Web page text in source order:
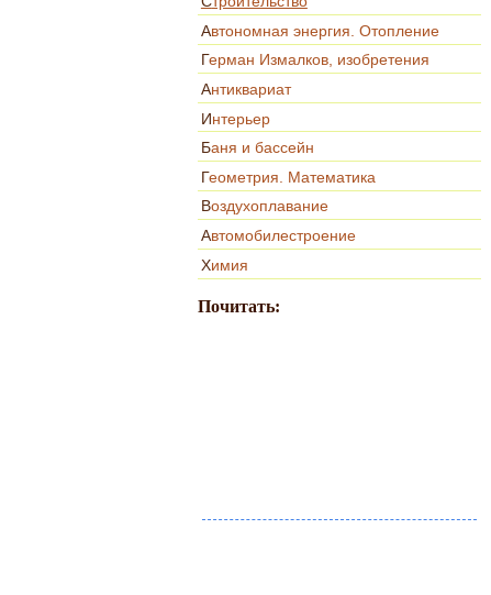
Автономная энергия. Отопление
Герман Измалков, изобретения
Антиквариат
Интерьер
Баня и бассейн
Геометрия. Математика
Воздухоплавание
Автомобилестроение
Химия
Почитать: